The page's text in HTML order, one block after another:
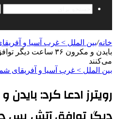
خانه/بین الملل > غرب آسیا و
بایدن و مکرون ۳۶
می‌کنند
بین الملل > غرب آسیا و آفریقای